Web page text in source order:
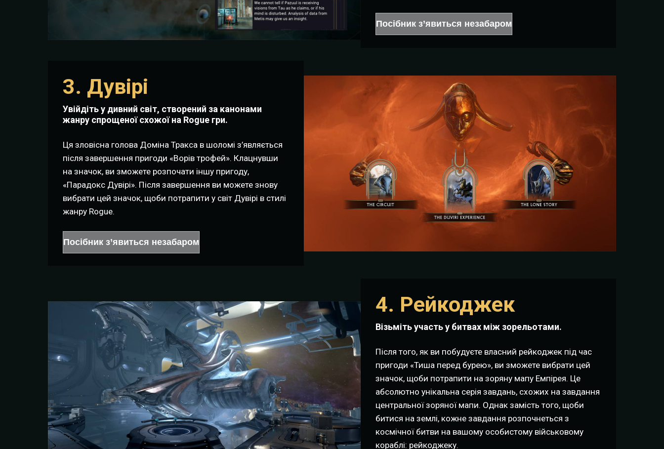
Посібник з’явиться незабаром
3. Дувірі
Увійдіть у дивний світ, створений за канонами
жанру спрощеної схожої на Rogue гри.
Ця зловісна голова Доміна Тракса в шоломі з’являється
після завершення пригоди «Ворів трофей». Клацнувши
на значок, ви зможете розпочати іншу пригоду,
«Парадокс Дувірі». Після завершення ви можете знову
вибрати цей значок, щоби потрапити у світ Дувірі в стилі
жанру Rogue.
Посібник з’явиться незабаром
4. Рейкоджек
Візьміть участь у битвах між зорельотами.
Після того, як ви побудуєте власний рейкоджек під час
пригоди «Тиша перед бурею», ви зможете вибрати цей
значок, щоби потрапити на зоряну мапу Емпірея. Це
абсолютно унікальна серія завдань, схожих на завдання
центральної зоряної мапи. Однак замість того, щоби
битися на землі, кожне завдання розпочнеться з
космічної битви на вашому особистому військовому
кораблі: рейкоджеку.